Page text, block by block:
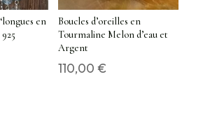
en
Boucles d’oreilles en
Tourmaline Melon d’eau et
Argent
110,00€